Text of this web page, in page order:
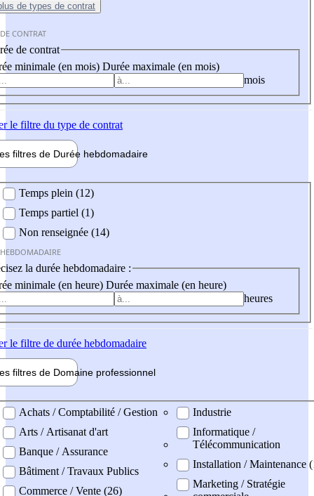
de types de contrat
CONTRAT
de contrat
minimale (en mois) Durée maximale (en mois)
mois
le filtre du type de contrat
filtres de Durée hebdomadaire
Temps plein (12)
Temps partiel (1)
Non renseignée (14)
la durée hebdomadaire :
minimale (en heure) Durée maximale (en heure)
heures
le filtre de durée hebdomadaire
filtres de Domaine professionnel
professionel
Achats / Comptabilité / Gestion
Arts / Artisanat d'art
Banque / Assurance
Bâtiment / Travaux Publics
Commerce / Vente (26)
Industrie
Informatique /
Télécommunication
Installation / Maintenance
Marketing / Stratégie